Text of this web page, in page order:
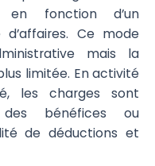
en fonction d’un
Ce mode
mais la
limitée. En activité
les charges sont
bénéfices ou
de déductions et